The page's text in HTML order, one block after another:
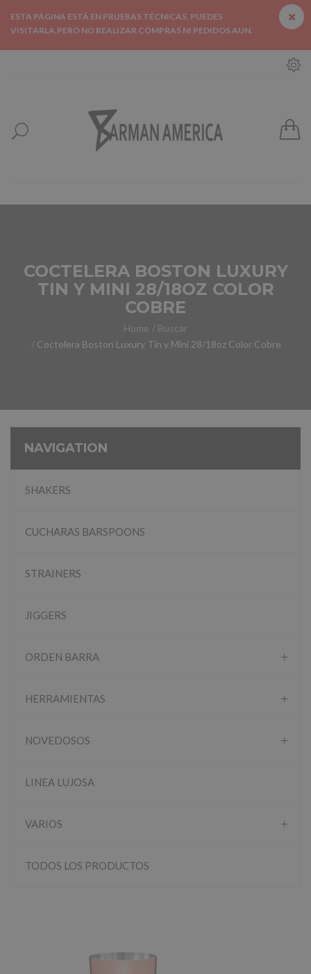
ESTA PÁGINA ESTÁ EN PRUEBAS TÉCNICAS, PUEDES
VISITARLA,PERO NO REALIZAR COMPRAS NI PEDIDOS AUN.
COCTELERA BOSTON LUXURY
TIN Y MINI 28/18OZ COLOR
COBRE
Home
Buscar
Coctelera Boston Luxury Tin y Mini 28/18oz Color Cobre
NAVIGATION
SHAKERS
CUCHARAS BARSPOONS
STRAINERS
JIGGERS
ORDEN BARRA
HERRAMIENTAS
NOVEDOSOS
LINEA LUJOSA
VARIOS
TODOS LOS PRODUCTOS